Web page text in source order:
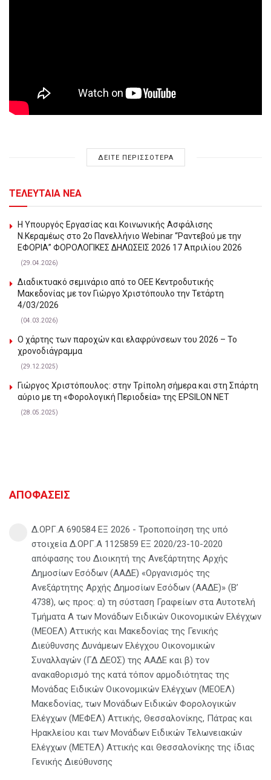
ΔΕΙΤΕ ΠΕΡΙΣΣΟΤΕΡΑ
ΤΕΛΕΥΤΑΙΑ ΝΕΑ
Η Υπουργός Εργασίας και Κοινωνικής Ασφάλισης
Ν.Κεραμέως στο 2o Πανελλήνιο Webinar “Ραντεβού με την
ΕΦΟΡΙΑ” ΦΟΡΟΛΟΓΙΚΕΣ ΔΗΛΩΣΕΙΣ 2026 17 Απριλίου 2026
(29.04.2026)
Διαδικτυακό σεμινάριο από το ΟΕΕ Κεντροδυτικής
Μακεδονίας με τον Γιώργο Χριστόπουλο την Τετάρτη
4/03/2026
(04.03.2026)
Ο χάρτης των παροχών και ελαφρύνσεων του 2026 – Το
χρονοδιάγραμμα
(29.12.2025)
Γιώργος Χριστόπουλος: στην Τρίπολη σήμερα και στη Σπάρτη
αύριο με τη «Φορολογική Περιοδεία» της EPSILON NET
(28.05.2025)
ΑΠΟΦΑΣΕΙΣ
Δ.ΟΡΓ.Α 690584 ΕΞ 2026 - Τροποποίηση της υπό
στοιχεία Δ.ΟΡΓ.Α 1125859 ΕΞ 2020/23-10-2020
απόφασης του Διοικητή της Ανεξάρτητης Αρχής
Δημοσίων Εσόδων (ΑΑΔΕ) «Οργανισμός της
Ανεξάρτητης Αρχής Δημοσίων Εσόδων (ΑΑΔΕ)» (Β’
4738), ως προς: α) τη σύσταση Γραφείων στα Αυτοτελή
Τμήματα Α των Μονάδων Ειδικών Οικονομικών Ελέγχων
(ΜΕΟΕΛ) Αττικής και Μακεδονίας της Γενικής
Διεύθυνσης Δυνάμεων Ελέγχου Οικονομικών
Συναλλαγών (ΓΔ ΔΕΟΣ) της ΑΑΔΕ και β) τον
ανακαθορισμό της κατά τόπον αρμοδιότητας της
Μονάδας Ειδικών Οικονομικών Ελέγχων (ΜΕΟΕΛ)
Μακεδονίας, των Μονάδων Ειδικών Φορολογικών
Ελέγχων (ΜΕΦΕΛ) Αττικής, Θεσσαλονίκης, Πάτρας και
Ηρακλείου και των Μονάδων Ειδικών Τελωνειακών
Ελέγχων (ΜΕΤΕΛ) Αττικής και Θεσσαλονίκης της ίδιας
Γενικής Διεύθυνσης